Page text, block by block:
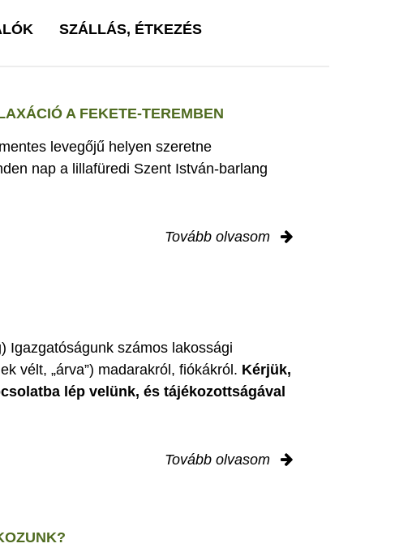
SZÁLLÁS, ÉTKEZÉS
A FEKETE-TEREMBEN
levegőjű helyen szeretne
nap a lillafüredi Szent István-barlang
Tovább olvasom
Igazgatóságunk számos lakossági
vélt, „árva”) madarakról, fiókákról. Kérjük,
lép velünk, és tájékozottságával
Tovább olvasom